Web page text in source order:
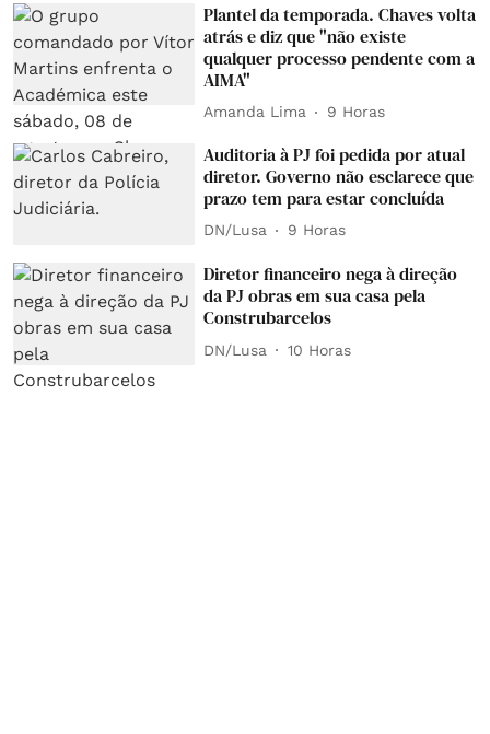
Plantel da temporada. Chaves volta
atrás e diz que "não existe
qualquer processo pendente com a
AIMA"
Amanda Lima 9 Horas
Auditoria à PJ foi pedida por atual
diretor. Governo não esclarece que
prazo tem para estar concluída
DN/Lusa 9 Horas
Diretor financeiro nega à direção
da PJ obras em sua casa pela
Construbarcelos
DN/Lusa 10 Horas